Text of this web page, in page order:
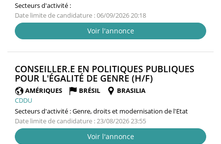
Secteurs d'activité :
Date limite de candidature : 06/09/2026 20:18
Voir l'annonce
CONSEILLER.E EN POLITIQUES PUBLIQUES
POUR L'ÉGALITÉ DE GENRE (H/F) (NOUVELLE
AMÉRIQUES BRÉSIL
BRASILIA
CDDU
Secteurs d'activité :Genre, droits et modernisation de l'Etat
Date limite de candidature : 23/08/2026 23:55
Voir l'annonce